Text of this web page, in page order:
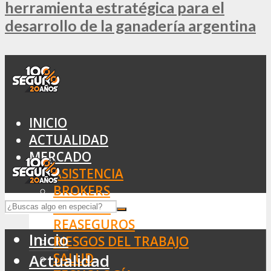
herramienta estratégica para el
desarrollo de la ganadería argentina
INICIO
ACTUALIDAD
MERCADO
ASISTENCIA
BROKERS
SEGUROS
REASEGUROS
RIESGOS DEL TRABAJO
SALUD
Inicio
Actualidad